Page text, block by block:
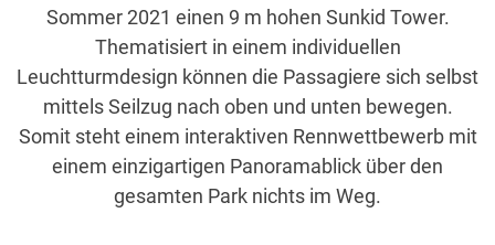
Sommer 2021 einen 9 m hohen Sunkid Tower.
Thematisiert in einem individuellen
Leuchtturmdesign können die Passagiere sich selbst
mittels Seilzug nach oben und unten bewegen.
Somit steht einem interaktiven Rennwettbewerb mit
einem einzigartigen Panoramablick über den
gesamten Park nichts im Weg.